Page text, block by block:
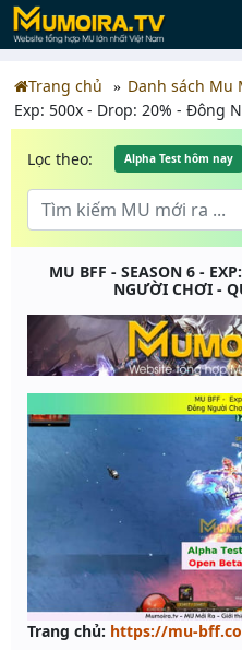
Trang chủ Danh sách Mu
Exp: 500x - Drop: 20% - Đông
Lọc theo: Alpha Test hôm nay
MU BFF - SEASON 6 -
NGƯỜI CHƠI -
Trang chủ: https://mu-